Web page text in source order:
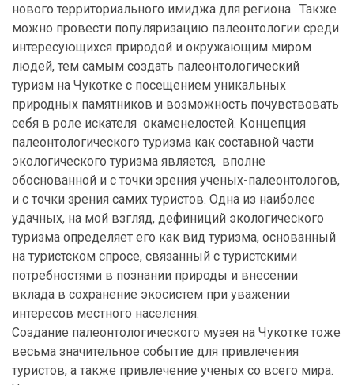
нового территориального имиджа для региона. Также
можно провести популяризацию палеонтологии среди
интересующихся природой и окружающим миром
людей, тем самым создать палеонтологический
туризм на Чукотке с посещением уникальных
природных памятников и возможность почувствовать
себя в роле искателя окаменелостей. Концепция
палеонтологического туризма как составной части
экологического туризма является, вполне
обоснованной и с точки зрения ученых-палеонтологов,
и с точки зрения самих туристов. Одна из наиболее
удачных, на мой взгляд, дефиниций экологического
туризма определяет его как вид туризма, основанный
на туристском спросе, связанный с туристскими
потребностями в познании природы и внесении
вклада в сохранение экосистем при уважении
интересов местного населения.
Создание палеонтологического музея на Чукотке тоже
весьма значительное событие для привлечения
туристов, а также привлечение ученых со всего мира.